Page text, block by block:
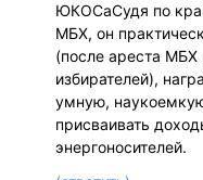
ЮКОСаСудя по
МБХ, он
(после ареста МБХ
избирателей),
умную,
присваивать
энергоносителей.